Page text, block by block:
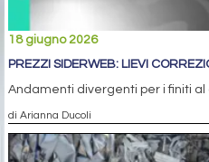
18 giugno 2026
PREZZI SIDERWEB: LIEVI
Andamenti divergenti per i finiti al
di Arianna Ducoli